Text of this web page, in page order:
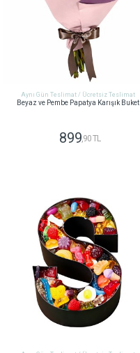
Aynı Gün Teslimat / Ücretsiz Teslimat
Beyaz ve Pembe Papatya Karışık Buket
899,90 TL